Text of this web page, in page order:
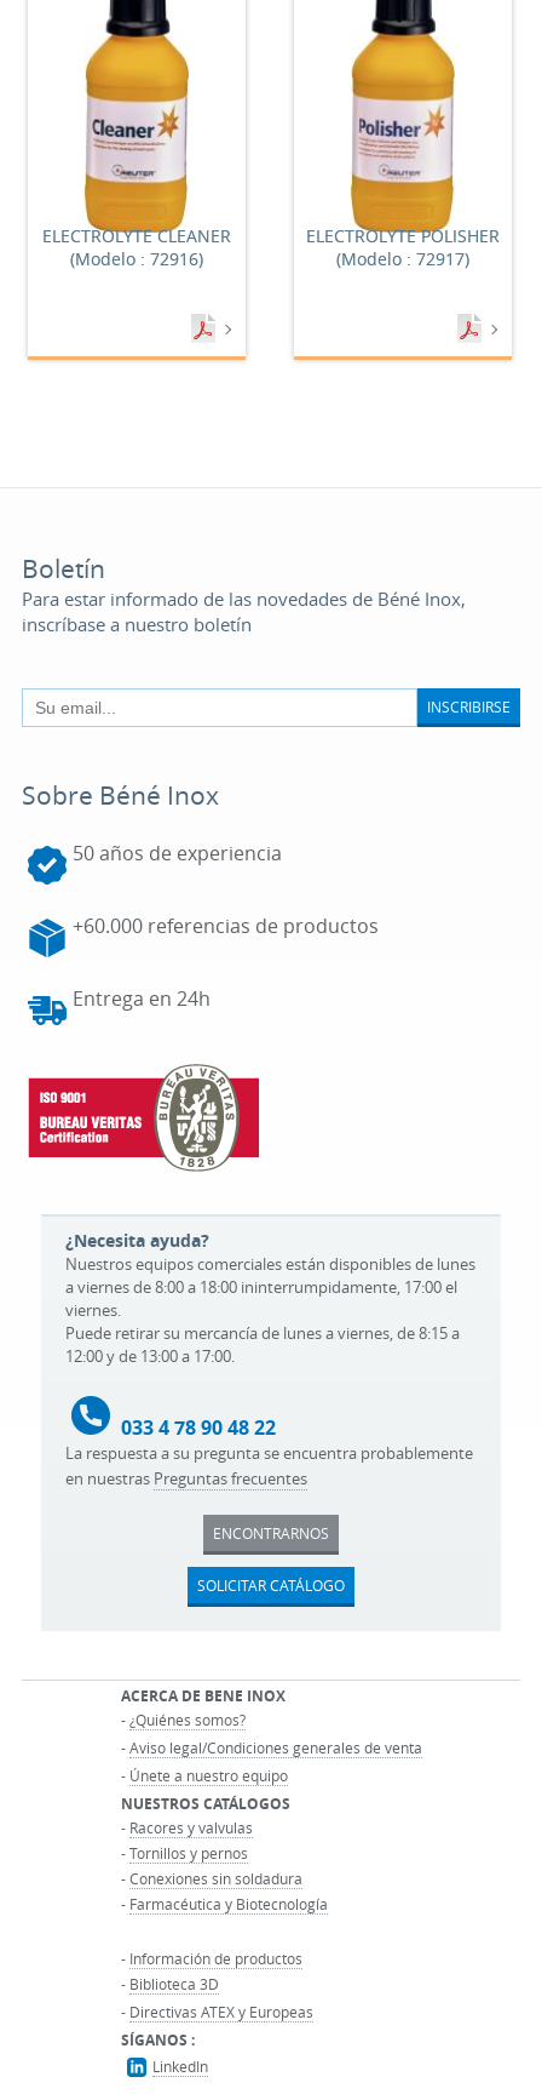
ELECTROLYTE CLEANER
(Modelo : 72916)
ELECTROLYTE POLISHER
(Modelo : 72917)
Boletín
Para estar informado de las novedades de Béné Inox,
inscríbase a nuestro boletín
INSCRIBIRSE
Sobre Béné Inox
50 años de experiencia
+60.000 referencias de productos
Entrega en 24h
¿Necesita ayuda?
Nuestros equipos comerciales están disponibles de lunes
a viernes de 8:00 a 18:00 ininterrumpidamente, 17:00 el
viernes.
Puede retirar su mercancía de lunes a viernes, de 8:15 a
12:00 y de 13:00 a 17:00.
033 4 78 90 48 22
La respuesta a su pregunta se encuentra probablemente
en nuestras Preguntas frecuentes
ENCONTRARNOS
SOLICITAR CATÁLOGO
ACERCA DE BENE INOX
-¿Quiénes somos?
-Aviso legal/Condiciones generales de venta
- Únete a nuestro equipo
NUESTROS CATÁLOGOS
- Racores y valvulas
-Tornillos y pernos
-Conexiones sin soldadura
- Farmacéutica y Biotecnología
- Información de productos
- Biblioteca 3D
- Directivas ATEX y Europeas
SÍGANOS :
LinkedIn